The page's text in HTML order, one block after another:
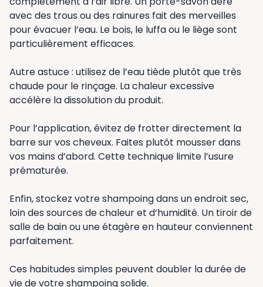
avec des trous ou des rainures fait des merveilles
pour évacuer l’eau. Le bois, le luffa ou le liège sont
particulièrement efficaces.
Autre astuce : utilisez de l’eau tiède plutôt que très
chaude pour le rinçage. La chaleur excessive
accélère la dissolution du produit.
Pour l’application, évitez de frotter directement la
barre sur vos cheveux. Faites plutôt mousser dans
vos mains d’abord. Cette technique limite l’usure
prématurée.
Enfin, stockez votre shampoing dans un endroit sec,
loin des sources de chaleur et d’humidité. Un tiroir de
salle de bain ou une étagère en hauteur conviennent
parfaitement.
Ces habitudes simples peuvent doubler la durée de
vie de votre shampoing solide.